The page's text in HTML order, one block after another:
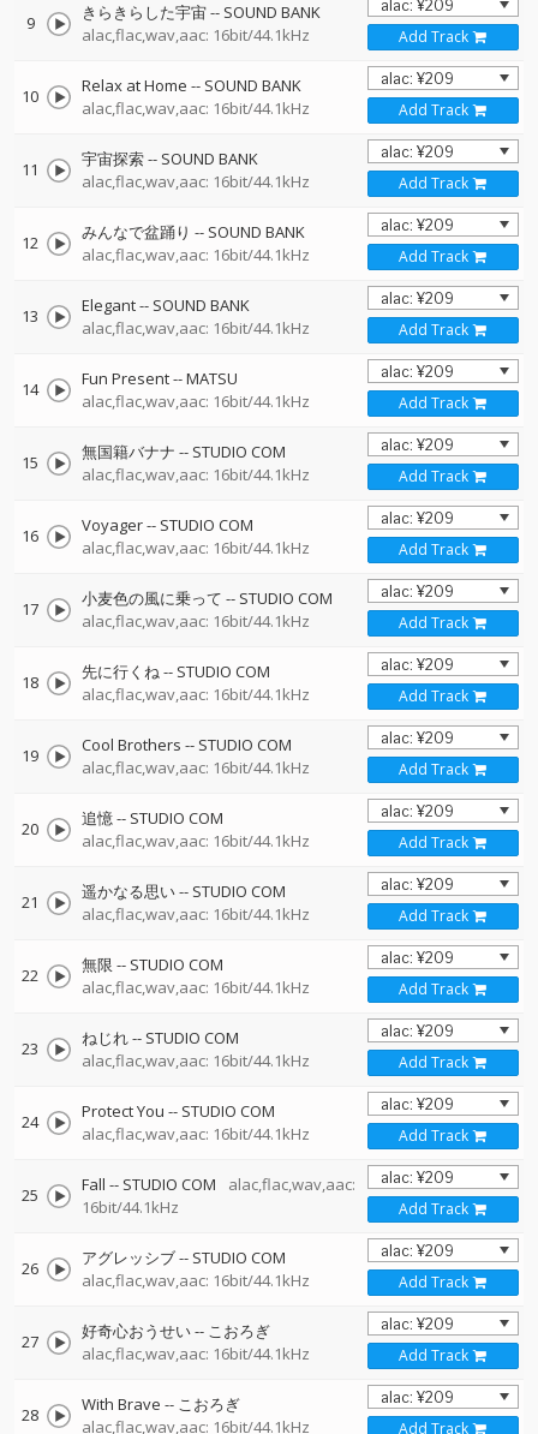
9 きらきらした宇宙-- SOUND BANK
alac,flac,wav,aac: 16bit/44.1kHz
Add Track
10 Relax at Home -- SOUND BANK
alac,flac,wav,aac: 16bit/44.1kHz
Add Track
11 宇宙探索-- SOUND BANK
alac,flac,wav,aac: 16bit/44.1kHz
Add Track
12 みんなで盆踊り -- SOUND BANK
alac,flac,wav,aac: 16bit/44.1kHz
Add Track
13 Elegant-- SOUND BANK
alac,flac,wav,aac: 16bit/44.1kHz
Add Track
14 Fun Present--MATSU
alac,flac,wav,aac: 16bit/44.1kHz
Add Track
15 無国籍バナナ -- STUDIO COM
alac,flac,wav,aac: 16bit/44.1kHz
Add Track
16 Voyager-- STUDIO COM
alac,flac,wav,aac: 16bit/44.1kHz
Add Track
17 小麦色の風に乗って -- STUDIO COM
alac,flac,wav,aac: 16bit/44.1kHz
Add Track
18 先に行くね-- STUDIO COM
alac,flac,wav,aac: 16bit/44.1kHz
Add Track
19 Cool Brothers -- STUDIO COM
alac,flac,wav,aac: 16bit/44.1kHz
Add Track
20 追憶-- STUDIO COM
alac,flac,wav,aac: 16bit/44.1kHz
Add Track
21 遥かなる思い-- STUDIO COM
alac,flac,wav,aac: 16bit/44.1kHz
Add Track
22 無限 -- STUDIO COM
alac,flac,wav,aac: 16bit/44.1kHz
Add Track
23 ねじれ-- STUDIO COM
alac,flac,wav,aac: 16bit/44.1kHz
Add Track
24 Protect You -- STUDIO COM
alac,flac,wav,aac: 16bit/44.1kHz
Add Track
25 Fall -- STUDIO COM
alac,flac,wav,aac:
16bit/44.1kHz
Add Track
26 アグレッシブ-- STUDIO COM
alac,flac,wav,aac: 16bit/44.1kHz
Add Track
27 好奇心おうせい-- こおろぎ
alac,flac,wav,aac: 16bit/44.1kHz
Add Track
28 With Brave -- こおろぎ
alac,flac,wav,aac: 16bit/44.1kHz
Add Track